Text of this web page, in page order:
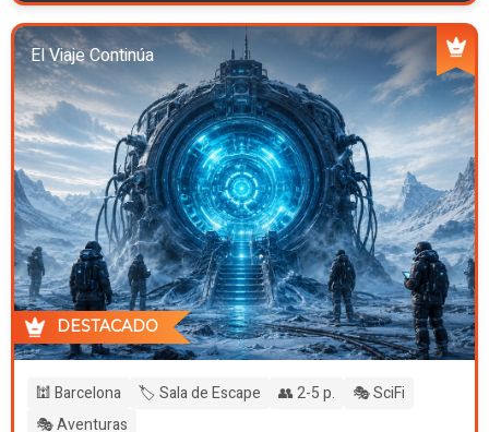
El Viaje Continúa
DESTACADO
🕍 Barcelona 🏷️ Sala de Escape 👥 2-5 p.
🎭 SciFi
🎭 Aventuras